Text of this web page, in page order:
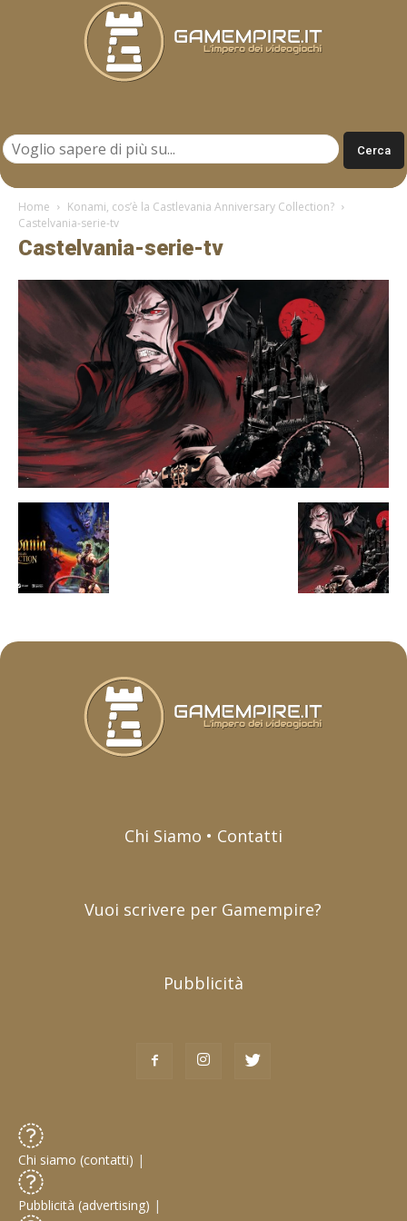
Home
Konami, cos’è la Castlevania Anniversary Collection?
Castelvania-serie-tv
Castelvania-serie-tv
Chi Siamo • Contatti
Vuoi scrivere per Gamempire?
Pubblicità
Chi siamo (contatti) |
Pubblicità (advertising) |